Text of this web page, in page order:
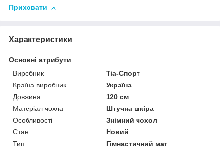
Приховати
Характеристики
Основні атрибути
Виробник
Тіа-Спорт
Країна виробник
Україна
Довжина
120 см
Матеріал чохла
Штучна шкіра
Особливості
Знімний чохол
Стан
Новий
Тип
Гімнастичний мат